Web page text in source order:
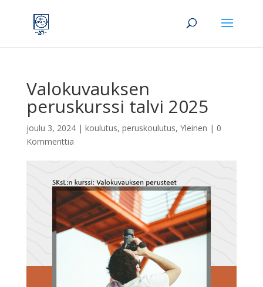
Valokuvauksen
peruskurssi talvi 2025
joulu 3, 2024| koulutus, peruskoulutus, Yleinen | 0
Kommenttia